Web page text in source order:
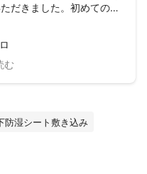
だきました。初めてのこ
化学物質にやや敏感なこ
遣いくださり、ありがた
防湿シート敷き込み